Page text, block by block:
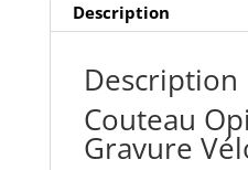
Description
Description
Couteau
Gravure